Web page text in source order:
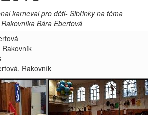
karneval pro děti- Šibřinky na téma
Bára Ebertová
Rakovník
Rakovník